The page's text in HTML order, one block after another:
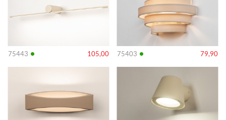
75443 • 105,00 75403 • 79,90
Info Info